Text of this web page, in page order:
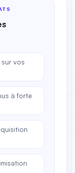
vos
à forte